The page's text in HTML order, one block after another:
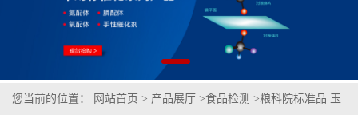
您当前的位置： 网站首页 > 产品展厅 >食品检测 >粮科院标准品 玉